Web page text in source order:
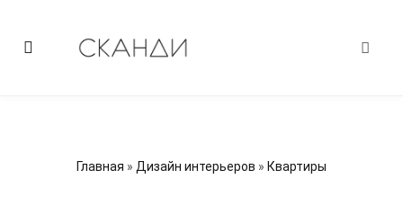
Главная » Дизайн интерьеров » Квартиры